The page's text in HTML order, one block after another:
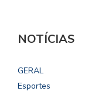
NOTÍCIAS
GERAL
Esportes